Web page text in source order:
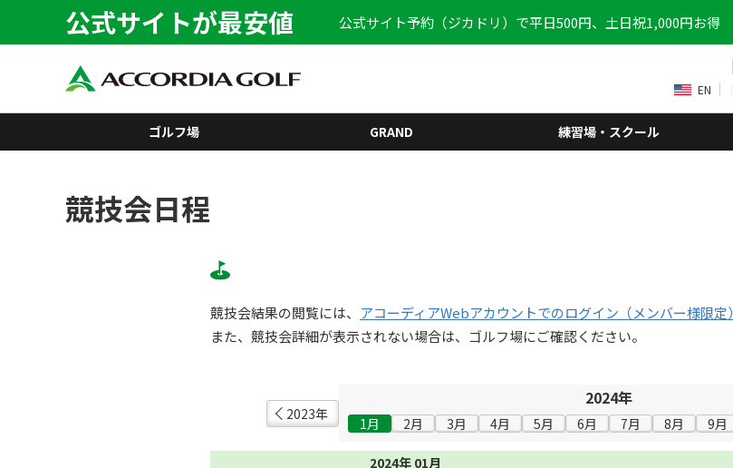
公式サイトが最安値 公式サイト予約（ジカドリ）で平日500円、土日祝1,000円お得
EN
ゴルフ場 GRAND 練習場・スクール
競技会日程
競技会結果の閲覧には、 アコーディアWebアカウントでのログイン（メンバー様限定）
また、競技会詳細が表示されない場合は、ゴルフ場にご確認ください。
2023年
2024年
1月 2月 3月 4月 5月 6月 7月 8月 9月
2024年 01月